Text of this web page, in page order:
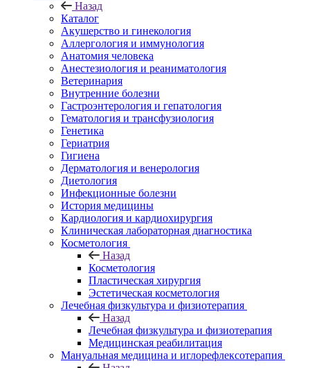
Назад
Каталог
Акушерство и гинекология
Аллергология и иммунология
Анатомия человека
Анестезиология и реаниматология
Ветеринария
Внутренние болезни
Гастроэнтерология и гепатология
Гематология и трансфузиология
Генетика
Гериатрия
Гигиена
Дерматология и венерология
Диетология
Инфекционные болезни
История медицины
Кардиология и кардиохирургия
Клиническая лабораторная диагностика
Косметология
Назад
Косметология
Пластическая хирургия
Эстетическая косметология
Лечебная физкультура и физиотерапия
Назад
Лечебная физкультура и физиотерапия
Медицинская реабилитация
Мануальная медицина и иглорефлексотерапия